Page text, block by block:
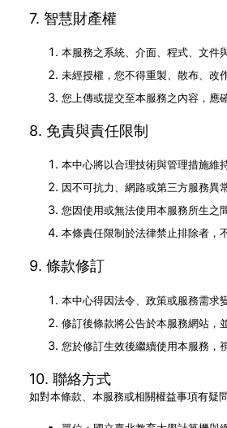
7. 智慧財產權
本服務之系統、介面、程式、文件
未經授權，您不得重製、散布、改
您上傳或提交至本服務之內容，應
8. 免責與責任限制
本中心將以合理技術與管理措施維
因不可抗力、網路或第三方服務異
您因使用或無法使用本服務所生之
本條責任限制於法律禁止排除者，
9. 條款修訂
本中心得因法令、政策或服務需求
修訂後條款將公告於本服務網站，
您於修訂生效後繼續使用本服務，
10. 聯絡方式
如對本條款、本服務或相關權益事項有疑